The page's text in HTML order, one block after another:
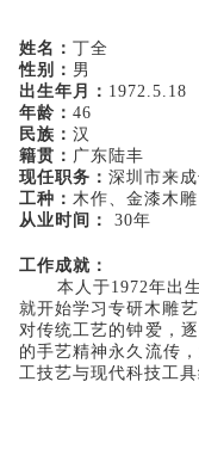
姓名： 丁全
性别： 男
出生年月： 1972.5.18
年龄： 46
民族： 汉
籍贯： 广东陆丰
现任职务： 深圳市来
工种： 木作、金漆木雕
从业时间：
30年
工作成就：
本人于1972年出
就开始学习专研木雕
对传统工艺的钟爱，
的手艺精神永久流传
工技艺与现代科技工